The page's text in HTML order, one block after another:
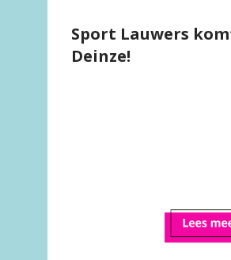
Sport Lauwers
Deinze!